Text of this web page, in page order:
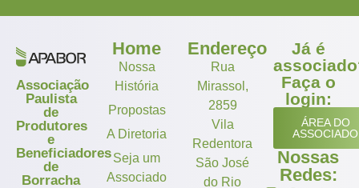
Associação
Paulista
de
Produtores
e
Beneficiadores
de
Borracha
Home
Nossa
História
Propostas
A Diretoria
Seja um
Associado
Endereço
Rua
Mirassol,
2859
Vila
Redentora
São José
do Rio
Já é
Faça o
login:
ÁREA DO
ASSOCIADO
Nossas
Redes: